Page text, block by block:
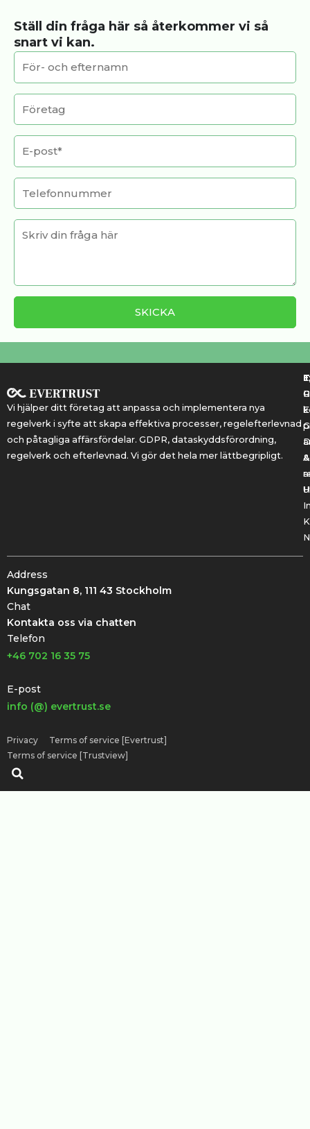
Ställ din fråga här så återkommer vi så
snart vi kan.
Vi hjälper ditt företag att anpassa och implementera nya
regelverk i syfte att skapa effektiva processer, regelefterlevnad
och påtagliga affärsfördelar. GDPR, dataskyddsförordning,
regelverk och efterlevnad. Vi gör det hela mer lättbegripligt.
&
Address
Kungsgatan 8, 111 43 Stockholm
Chat
Kontakta oss via chatten
Telefon
+46 702 16 35 75
E-post
info (@) evertrust.se
Privacy
Terms of service [Evertrust]
Terms of service [Trustview]
Sök